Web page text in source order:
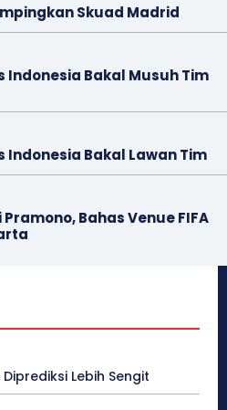
Skuad Madrid
Indonesia Bakal Musuh Tim
Indonesia Bakal Lawan Tim
Bahas Venue FIFA
Lebih Sengit